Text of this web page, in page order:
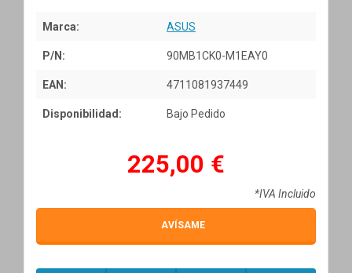
Marca: ASUS
P/N: 90MB1CK0-M1EAY0
EAN: 4711081937449
Disponibilidad: Bajo Pedido
225,00 €
*IVA Incluido
AVÍSAME